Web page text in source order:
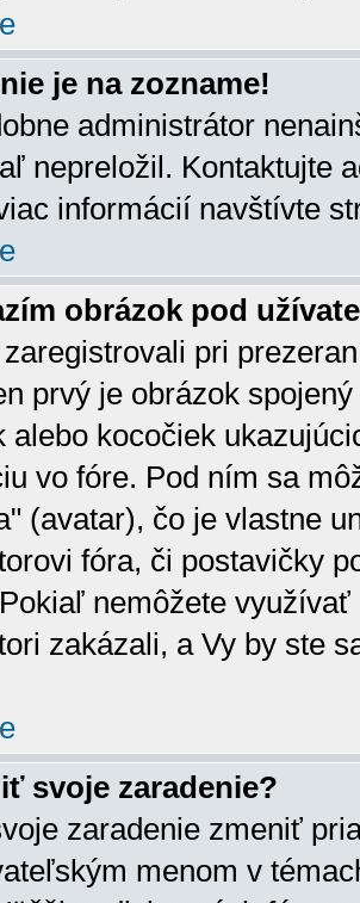
je na zozname!
administrátor
nepreložil. Kontaktujte
informácií navštívte
obrázok pod
pri
prvý je obrázok
alebo kocočiek
vo fóre. Pod ním sa
(avatar), čo je vlastne
fóra, či postavičky
nemôžete
zakázali, a Vy by ste
svoje zaradenie?
zaradenie zmeniť
menom v